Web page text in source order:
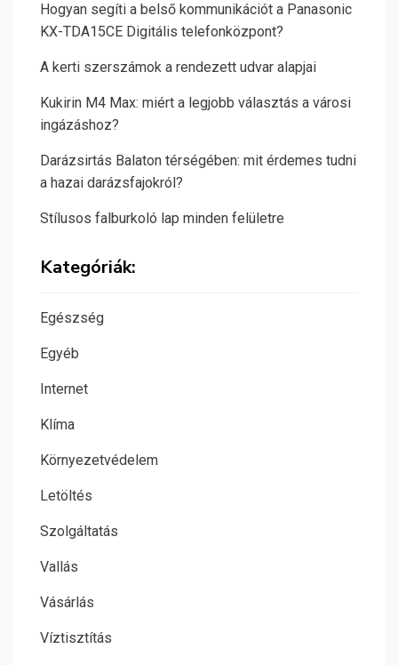
Hogyan segíti a belső kommunikációt a Panasonic
KX-TDA15CE Digitális telefonközpont?
A kerti szerszámok a rendezett udvar alapjai
Kukirin M4 Max: miért a legjobb választás a városi
ingázáshoz?
Darázsirtás Balaton térségében: mit érdemes tudni
a hazai darázsfajokról?
Stílusos falburkoló lap minden felületre
Kategóriák:
Egészség
Egyéb
Internet
Klíma
Környezetvédelem
Letöltés
Szolgáltatás
Vallás
Vásárlás
Víztisztítás